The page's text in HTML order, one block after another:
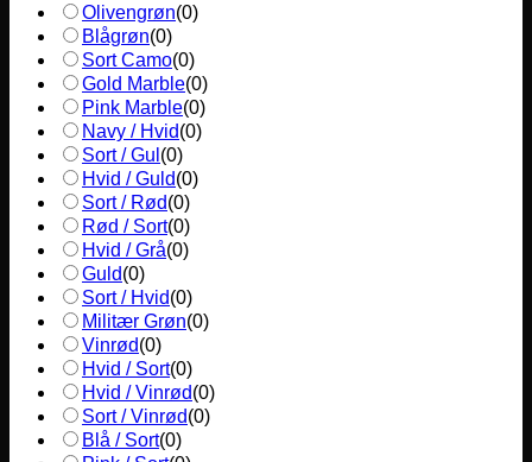
Olivengrøn(0)
Blågrøn(0)
Sort Camo(0)
Gold Marble(0)
Pink Marble(0)
Navy / Hvid(0)
Sort / Gul (0)
Hvid / Guld(0)
Sort / Rød(0)
Rød / Sort(0)
Hvid / Grå(0)
Guld(0)
Sort / Hvid(0)
Militær Grøn(0)
Vinrød(0)
Hvid / Sort(0)
Hvid / Vinrød(0)
Sort / Vinrød(0)
Blå / Sort(0)